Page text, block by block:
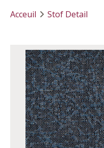
Acceuil Stof Detail